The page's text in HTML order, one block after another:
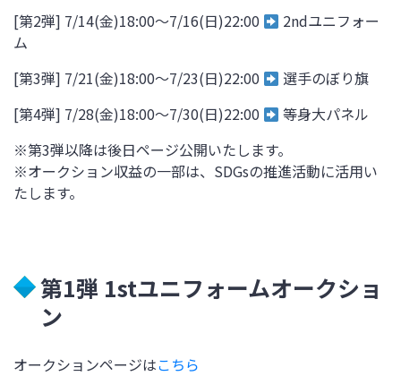
[第2弾] 7/14(金)18:00～7/16(日)22:00
2ndユニフォー
ム
[第3弾] 7/21(金)18:00～7/23(日)22:00
選手のぼり旗
[第4弾] 7/28(金)18:00～7/30(日)22:00
等身大パネル
※第3弾以降は後日ページ公開いたします。
※オークション収益の一部は、SDGsの推進活動に活用い
たします。
第1弾 1stユニフォームオークショ
ン
オークションページはこちら